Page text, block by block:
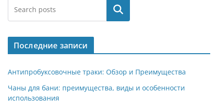
e
gr
a
m
s
A
p
p
o
kl
a
ss
ni
er п
р
в
и
т
Поиск
Последние записи
Антипробуксовочные траки: Обзор и Преимущества
Чаны для бани: преимущества, виды и особенности
использования